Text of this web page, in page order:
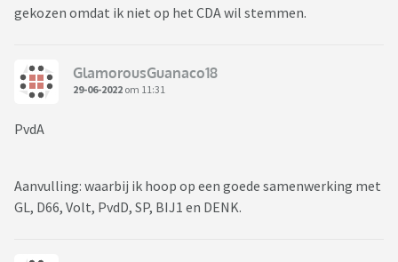
gekozen omdat ik niet op het CDA wil stemmen.
GlamorousGuanaco18
29-06-2022 om 11:31
PvdA
Aanvulling: waarbij ik hoop op een goede samenwerking met
GL, D66, Volt, PvdD, SP, BIJ1 en DENK.